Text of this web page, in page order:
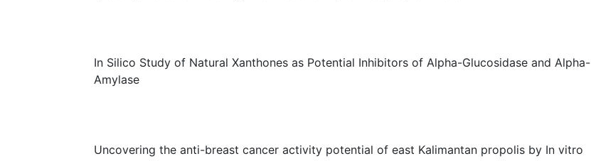
In Silico Study of Natural Xanthones as Potential Inhibitors of Alpha-Glucosidase and Alpha-
Amylase
Uncovering the anti-breast cancer activity potential of east Kalimantan propolis by In vitro